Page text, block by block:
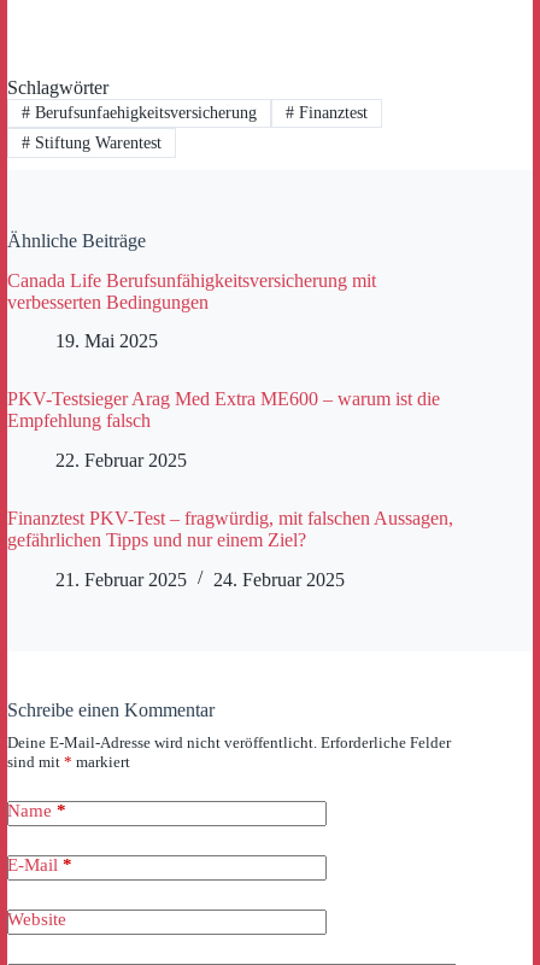
Schlagwörter
#Berufsunfaehigkeitsversicherung #Finanztest
#Stiftung Warentest
Ähnliche Beiträge
Canada Life Berufsunfähigkeitsversicherung mit
verbesserten Bedingungen
19. Mai 2025
PKV-Testsieger Arag Med Extra ME600 – warum ist die
Empfehlung falsch
22. Februar 2025
Finanztest PKV-Test – fragwürdig, mit falschen Aussagen,
gefährlichen Tipps und nur einem Ziel?
21. Februar 2025
24. Februar 2025
Schreibe einen Kommentar
Deine E-Mail-Adresse wird nicht veröffentlicht. Erforderliche Felder
sind mit * markiert
Name *
E-Mail *
Website